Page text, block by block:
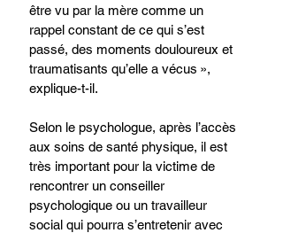
être vu par la mère comme un
rappel constant de ce qui s’est
passé, des moments douloureux et
traumatisants qu’elle a vécus »,
explique-t-il.
Selon le psychologue, après l’accès
aux soins de santé physique, il est
très important pour la victime de
rencontrer un conseiller
psychologique ou un travailleur
social qui pourra s’entretenir avec